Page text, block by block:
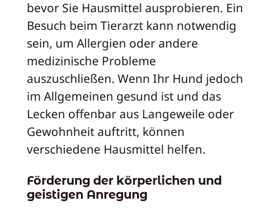
bevor Sie Hausmittel ausprobieren. Ein
Besuch beim Tierarzt kann notwendig
sein, um Allergien oder andere
medizinische Probleme
auszuschließen. Wenn Ihr Hund jedoch
im Allgemeinen gesund ist und das
Lecken offenbar aus Langeweile oder
Gewohnheit auftritt, können
verschiedene Hausmittel helfen.
Förderung der körperlichen und
geistigen Anregung